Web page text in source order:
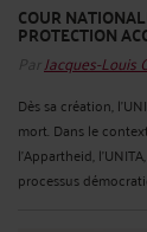
COUR
PROTECTION
Par Jacques-Louis
Dès sa création,
mort. Dans le
l'Appartheid,
processus